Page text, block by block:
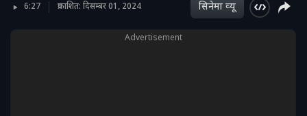
6:27 प्रकाशित: दिसम्बर 01, 2024 सिनेमा व्‍यू
Advertisement